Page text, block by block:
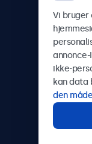
Vi bruger
annonce-
ikke-
kan data
den